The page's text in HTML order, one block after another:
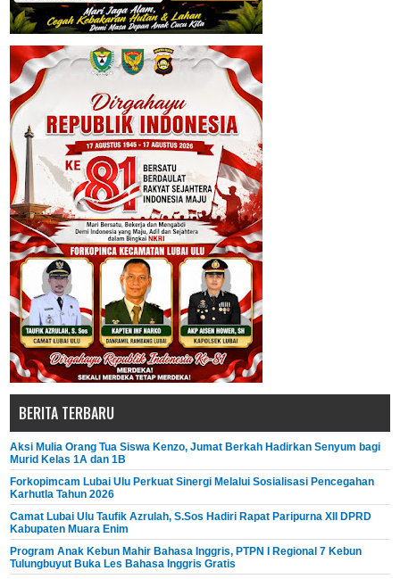
BERITA TERBARU
Aksi Mulia Orang Tua Siswa Kenzo, Jumat Berkah Hadirkan Senyum bagi
Murid Kelas 1A dan 1B
Forkopimcam Lubai Ulu Perkuat Sinergi Melalui Sosialisasi Pencegahan
Karhutla Tahun 2026
Camat Lubai Ulu Taufik Azrulah, S.Sos Hadiri Rapat Paripurna XII DPRD
Kabupaten Muara Enim
Program Anak Kebun Mahir Bahasa Inggris, PTPN I Regional 7 Kebun
Tulungbuyut Buka Les Bahasa Inggris Gratis